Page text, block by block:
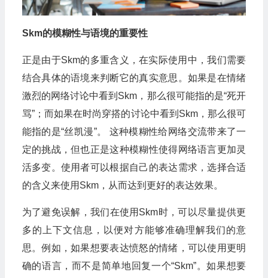
Skm的模糊性与语境的重要性
正是由于Skm的多重含义，在实际使用中，我们需要
结合具体的语境来判断它的真实意思。如果是在情绪
激烈的网络讨论中看到Skm，那么很可能指的是“死开
骂”；而如果在时尚穿搭的讨论中看到Skm，那么很可
能指的是“丝凯漫”。 这种模糊性给网络交流带来了一
定的挑战，但也正是这种模糊性使得网络语言更加灵
活多变。使用者可以根据自己的表达需求，选择合适
的含义来使用Skm，从而达到更好的表达效果。
为了避免误解，我们在使用Skm时，可以尽量提供更
多的上下文信息，以便对方能够准确理解我们的意
思。例如，如果想要表达愤怒的情绪，可以使用更明
确的语言，而不是简单地回复一个“Skm”。如果想要